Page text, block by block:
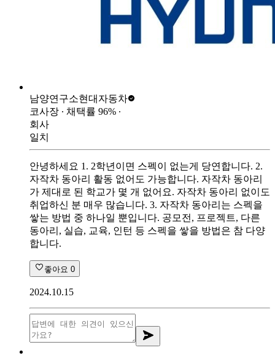
남양연구소현대자동차
코사장 ∙ 채택률 96% ∙
회사
일치
안녕하세요 1. 2학년이면 스펙이 없는게 당연합니다. 2.
자작차 동아리 활동 없어도 가능합니다. 자작차 동아리
가 제대로 된 학교가 몇 개 없어요. 자작차 동아리 없이도
취업하신 분 매우 많습니다. 3. 자작차 동아리는 스펙을
쌓는 방법 중 하나일 뿐입니다. 공모전, 프로젝트, 다른
동아리, 실습, 교육, 인턴 등 스펙을 쌓을 방법은 참 다양
합니다.
좋아요 0
2024.10.15